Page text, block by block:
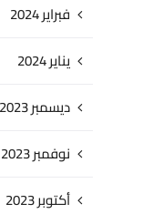
فبراير 2024
يناير 2024
ديسمبر 2023
نوفمبر 2023
أكتوبر 2023